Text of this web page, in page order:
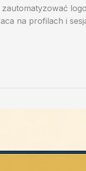
na profilach i